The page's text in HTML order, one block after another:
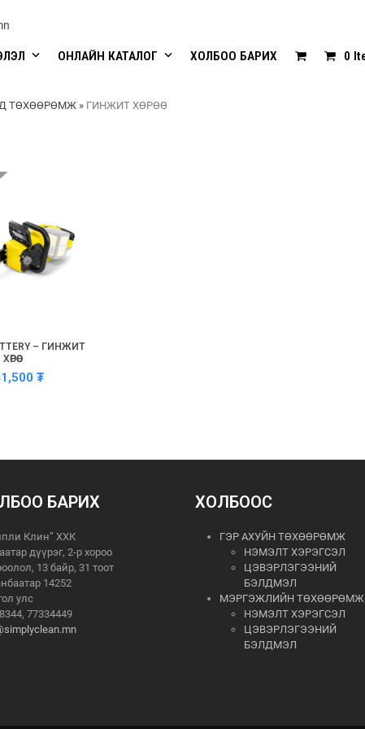
ОНЛАЙН КАТАЛОГ ХОЛБОО БАРИХ 0
ТӨХӨӨРӨМЖ » ГИНЖИТ ХӨРӨӨ
– ГИНЖИТ
ХӨРӨӨ
₮
БАРИХ
Клин” ХХК
дүүрэг, 2-р хороо
13 байр, 31 тоот
14252
улс
77334449
ХОЛБООС
ГЭР АХУЙН ТӨХӨӨРӨМЖ
НЭМЭЛТ ХЭРЭГСЭЛ
ЦЭВЭРЛЭГЭЭНИЙ
БЭЛДМЭЛ
МЭРГЭЖЛИЙН ТӨХӨӨРӨМЖ
НЭМЭЛТ ХЭРЭГСЭЛ
ЦЭВЭРЛЭГЭЭНИЙ
БЭЛДМЭЛ